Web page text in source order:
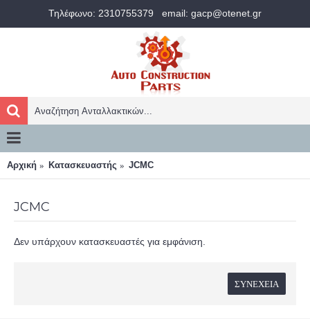
Τηλέφωνο: 2310755379 email: gacp@otenet.gr
Αρχική Κατασκευαστής JCMC
JCMC
Δεν υπάρχουν κατασκευαστές για εμφάνιση.
ΣΥΝΈΧΕΙΑ